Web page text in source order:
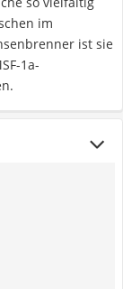
im
ist sie
1a-